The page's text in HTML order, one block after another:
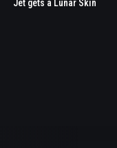
Jet gets a Lunar Skin